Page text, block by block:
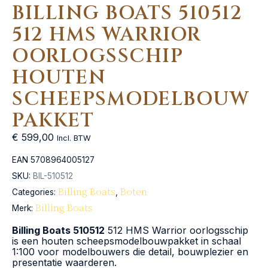
BILLING BOATS 510512
512 HMS WARRIOR
OORLOGSSCHIP
HOUTEN
SCHEEPSMODELBOUW
PAKKET
€ 599,00 Incl. BTW
EAN 5708964005127
SKU: BIL-510512
Categories: Billing Boats, Boten
Merk: Billing Boats
Billing Boats 510512 512 HMS Warrior oorlogsschip
is een houten scheepsmodelbouwpakket in schaal
1:100 voor modelbouwers die detail, bouwplezier en
presentatie waarderen.